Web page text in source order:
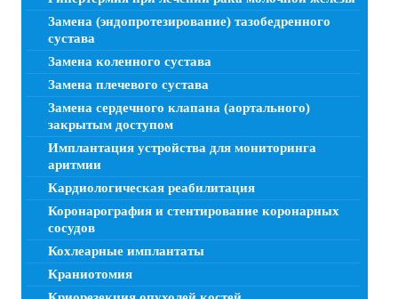
Замена (эндопротезирование) тазобедренного
сустава
Замена коленного сустава
Замена плечевого сустава
Замена сердечного клапана (аортального)
закрытым доступом
Имплантация устройства для мониторинга
аритмии
Кардиологическая реабилитация
Коронарография и стентирование коронарных
сосудов
Кохлеарные имплантаты
Краниотомия